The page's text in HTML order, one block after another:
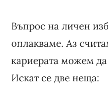
Въпрос на личен
оплакваме. Аз
кариерата можем
Искат се две неща: